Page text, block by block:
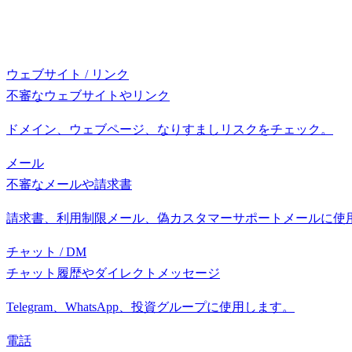
ウェブサイト / リンク
不審なウェブサイトやリンク
ドメイン、ウェブページ、なりすましリスクをチェック。
メール
不審なメールや請求書
請求書、利用制限メール、偽カスタマーサポートメールに使
チャット / DM
チャット履歴やダイレクトメッセージ
Telegram、WhatsApp、投資グループに使用します。
電話